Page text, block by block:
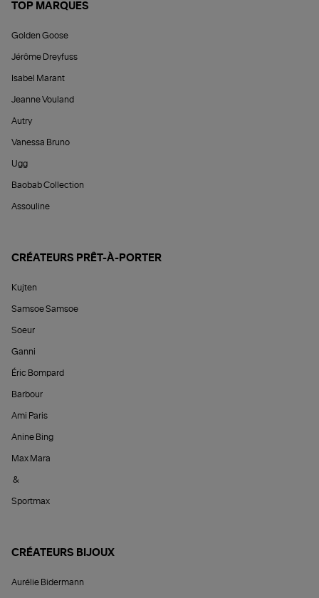
TOP MARQUES
Golden Goose
Jérôme Dreyfuss
Isabel Marant
Jeanne Vouland
Autry
Vanessa Bruno
Ugg
Baobab Collection
Assouline
CRÉATEURS PRÊT-À-PORTER
Kujten
Samsoe Samsoe
Soeur
Ganni
Éric Bompard
Barbour
Ami Paris
Anine Bing
Max Mara
&
Sportmax
CRÉATEURS BIJOUX
Aurélie Bidermann